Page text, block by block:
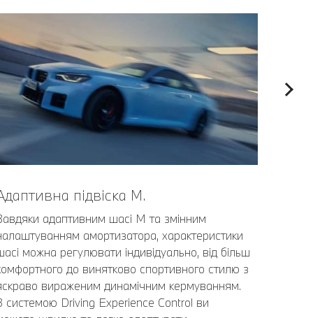
підвіска М.
адаптивним шасі М та змінним
амортизатора, характеристики
можна регулювати індивідуально, від більш
до винятково спортивного стилю з
вираженим динамічним кермуванням.
системою Driving Experience Control ви